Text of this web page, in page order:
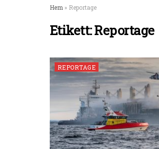
Hem » Reportage
Etikett:Reportage
REPORTAGE